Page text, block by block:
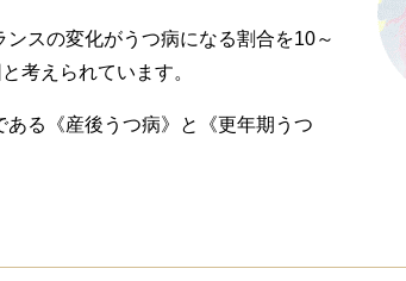
スの変化がうつ病になる割合を10～
考えられています。
る《産後うつ病》と《更年期うつ